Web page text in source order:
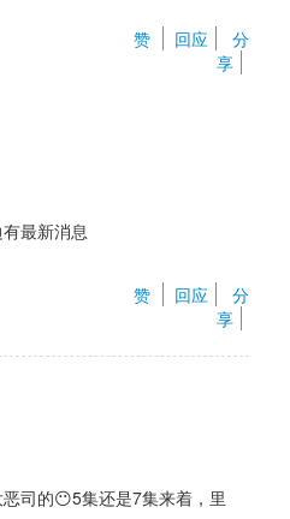
赞
回应
分
享
最新消息
赞
回应
分
享
司的😶5集还是7集来着，里